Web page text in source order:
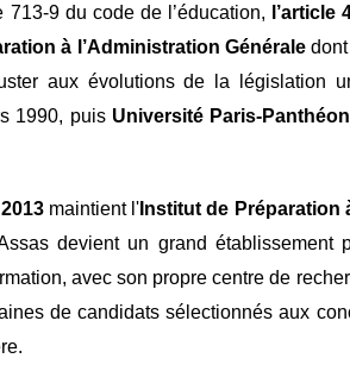
9 du code de l’éducation,
l’article
à l’Administration Généraledont
aux évolutions de la législation
1990, puis Université Paris-
maintient l' Institut de
devient un grand établissement
avec son propre centre de
de candidats sélectionnés aux